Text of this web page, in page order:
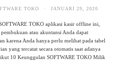
TOKO · JANUARI 29, 2020
TOKO aplikasi kasir offline ini,
pembukuan atau akuntansi Anda dapat
karena Anda hanya perlu melihat pada tabel
yang tercatat secara otomatis saat adanya
10 Keunggulan SOFTWARE TOKO Milik